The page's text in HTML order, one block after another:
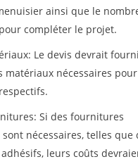
ainsi que le
compléter le projet.
Le devis devrait
matériaux nécessaires
Si des fournitures
nécessaires, telles que
leurs coûts